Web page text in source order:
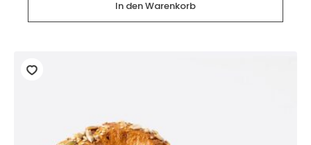
frischer
Karotte
&
In den Warenkorb